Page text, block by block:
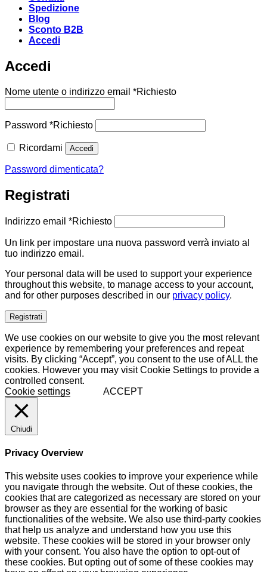
Spedizione
Blog
Sconto B2B
Accedi
Accedi
Nome utente o indirizzo email *Richiesto
Password *Richiesto
Ricordami Accedi
Password dimenticata?
Registrati
Indirizzo email *Richiesto
Un link per impostare una nuova password verrà inviato al
tuo indirizzo email.
Your personal data will be used to support your experience
throughout this website, to manage access to your account,
and for other purposes described in our privacy policy.
Registrati
We use cookies on our website to give you the most relevant
experience by remembering your preferences and repeat
visits. By clicking “Accept”, you consent to the use of ALL the
cookies. However you may visit Cookie Settings to provide a
controlled consent.
Cookie settings
ACCEPT
Chiudi
Privacy Overview
This website uses cookies to improve your experience while
you navigate through the website. Out of these cookies, the
cookies that are categorized as necessary are stored on your
browser as they are essential for the working of basic
functionalities of the website. We also use third-party cookies
that help us analyze and understand how you use this
website. These cookies will be stored in your browser only
with your consent. You also have the option to opt-out of
these cookies. But opting out of some of these cookies may